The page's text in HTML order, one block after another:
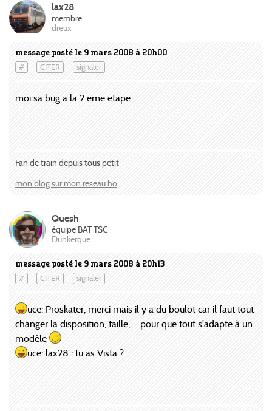
message posté le 9 mars 2008 à 20h00
# CITER signaler
lax28
membre
dreux
moi sa bug a la 2 eme etape
Fan de train depuis tous petit
mon blog sur mon reseau ho
message posté le 9 mars 2008 à 20h13
# CITER signaler
Quesh
équipe BAT TSC
Dunkerque
uce: Proskater, merci mais il y a du boulot car il faut tout
changer la disposition, taille, ... pour que tout s'adapte à un
modèle
uce: lax28 : tu as Vista ?